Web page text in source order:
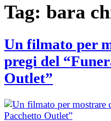
Tag: bara
Un filmato per
pregi del
Outlet”